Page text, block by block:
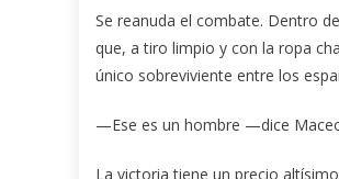
Se reanuda el combate. Dentro
que, a tiro limpio y con la ropa
único sobreviviente entre los
—Ese es un hombre —dice
La victoria tiene un precio